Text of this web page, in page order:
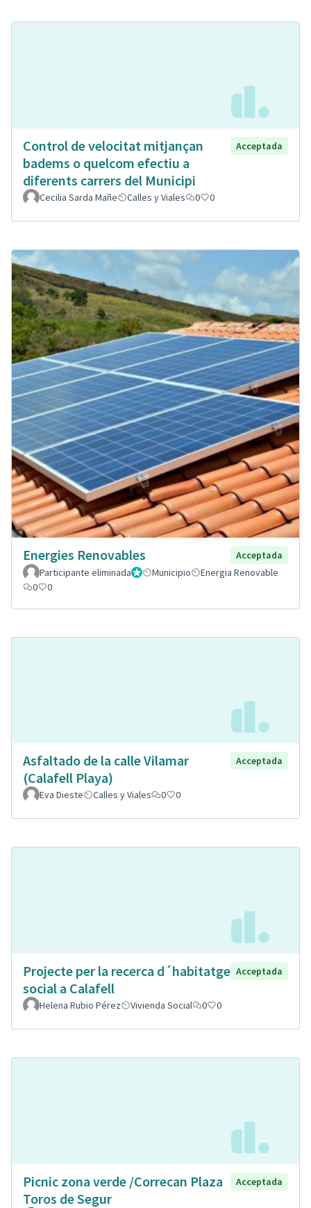
Control de velocitat mitjançan
badems o quelcom efectiu a
diferents carrers del Municipi
Acceptada
Cecilia Sarda Mañe Calles y Viales 0 0
Energies Renovables
Acceptada
Participante eliminadaAdministrador
Municipio
Energia Renovable
0
0
Asfaltado de la calle Vilamar
(Calafell Playa)
Acceptada
Eva Dieste Calles y Viales 0 0
Projecte per la recerca d´habitatge
social a Calafell
Acceptada
Helena Rubio Pérez Vivienda Social 0 0
Picnic zona verde /Correcan Plaza
Toros de Segur
Acceptada